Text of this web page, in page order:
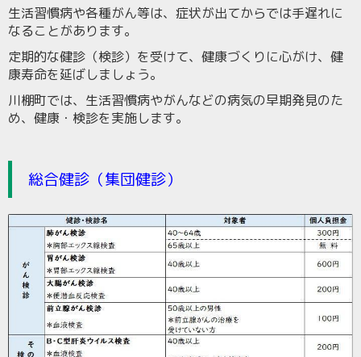
生活習慣病や各種がん等は、症状が出てからでは手遅れに
なることがあります。
定期的な健診（検診）を受けて、健康づくりに心がけ、健
康寿命を延ばしましょう。
川棚町では、生活習慣病やがんなどの病気の早期発見のた
め、健康・検診を実施します。
総合健診（集団健診）